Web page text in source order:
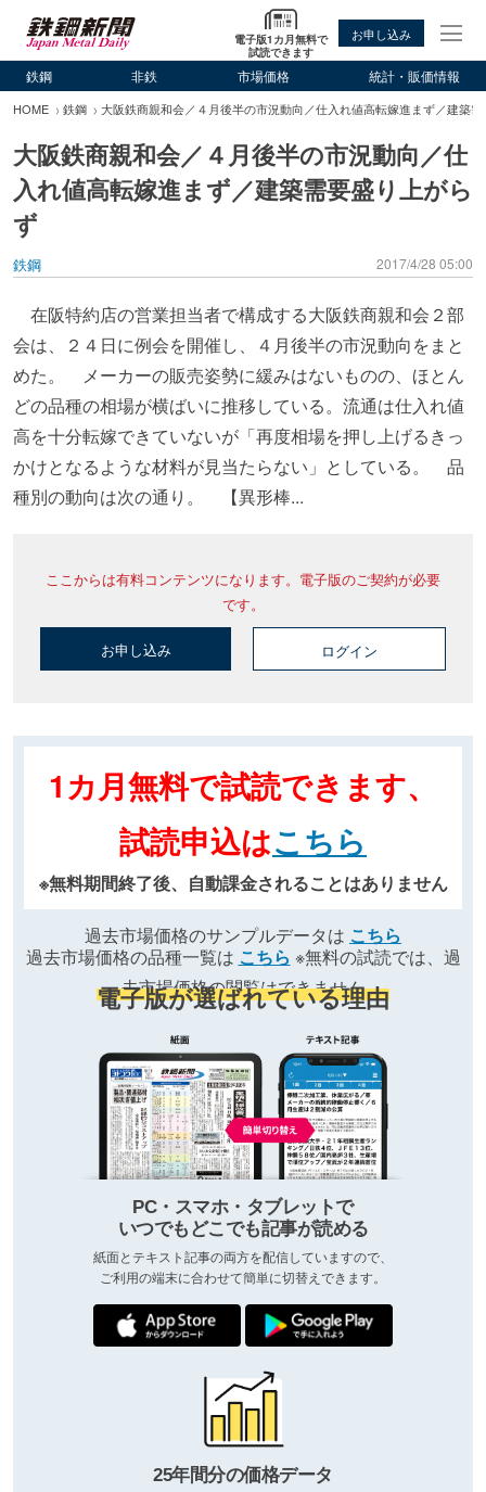
電子版1カ月無料で
試読できます
お申し込み
鉄鋼 非鉄 市場価格 統計・販価情報
HOME 鉄鋼 大阪鉄商親和会／４月後半の市況動向／仕入れ値高転嫁進まず／建築
大阪鉄商親和会／４月後半の市況動向／仕
入れ値高転嫁進まず／建築需要盛り上がら
ず
鉄鋼 2017/4/28 05:00
在阪特約店の営業担当者で構成する大阪鉄商親和会２部
会は、２４日に例会を開催し、４月後半の市況動向をまと
めた。 メーカーの販売姿勢に緩みはないものの、ほとん
どの品種の相場が横ばいに推移している。流通は仕入れ値
高を十分転嫁できていないが「再度相場を押し上げるきっ
かけとなるような材料が見当たらない」としている。 品
種別の動向は次の通り。 【異形棒...
ここからは有料コンテンツになります。電子版のご契約が必要
です。
お申し込み ログイン
1カ月無料で試読できます、
試読申込はこちら
※無料期間終了後、自動課金されることはありません
過去市場価格のサンプルデータは こちら
過去市場価格の品種一覧は こちら ※無料の試読では、過
去市場価格の閲覧はできません
電子版が選ばれている理由
PC・スマホ・タブレットで
いつでもどこでも記事が読める
紙面とテキスト記事の両方を配信していますので、
ご利用の端末に合わせて簡単に切替えできます。
25年間分の価格データ